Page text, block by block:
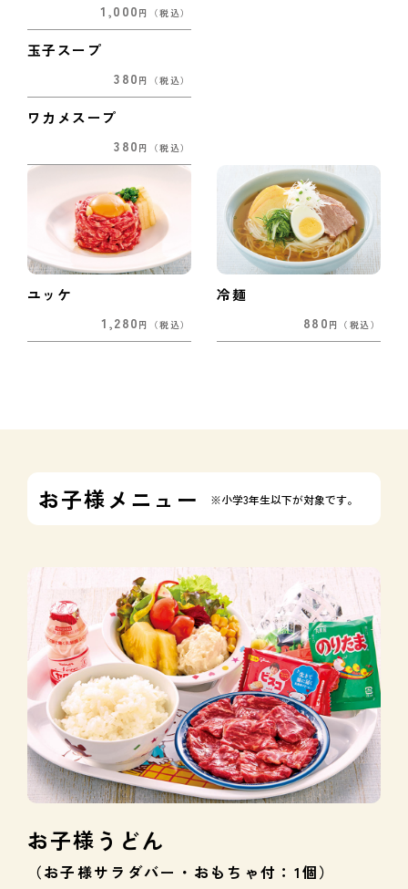
1,000 円 （税込）
玉子スープ
380 円 （税込）
ワカメスープ
380 円 （税込）
ユッケ
1,280 円 （税込）
冷麺
880 円 （税込）
お子様メニュー ※小学3年生以下が対象です。
お子様うどん
（お子様サラダバー・おもちゃ付：1個）